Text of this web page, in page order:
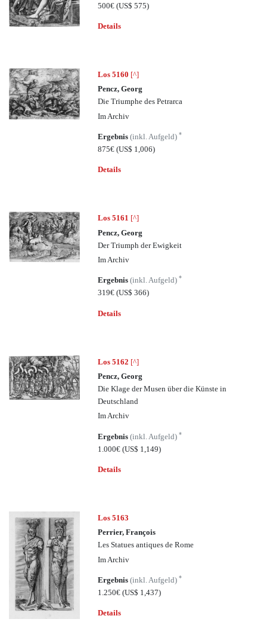
500€(US$ 575)
Details
Los 5160 [^]
Pencz, Georg
Die Triumphe des Petrarca
Im Archiv
Ergebnis(inkl. Aufgeld)*
875€(US$ 1,006)
Details
Los 5161 [^]
Pencz, Georg
Der Triumph der Ewigkeit
Im Archiv
Ergebnis(inkl. Aufgeld)*
319€(US$ 366)
Details
Los 5162 [^]
Pencz, Georg
Die Klage der Musen über die Künste in
Deutschland
Im Archiv
Ergebnis(inkl. Aufgeld)*
1.000€(US$ 1,149)
Details
Los 5163
Perrier, François
Les Statues antiques de Rome
Im Archiv
Ergebnis(inkl. Aufgeld)*
1.250€(US$ 1,437)
Details